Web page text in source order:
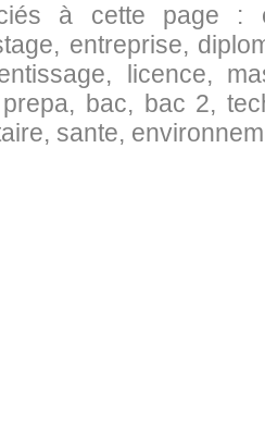
à cette page :
entreprise,
licence,
bac, bac 2,
sante,